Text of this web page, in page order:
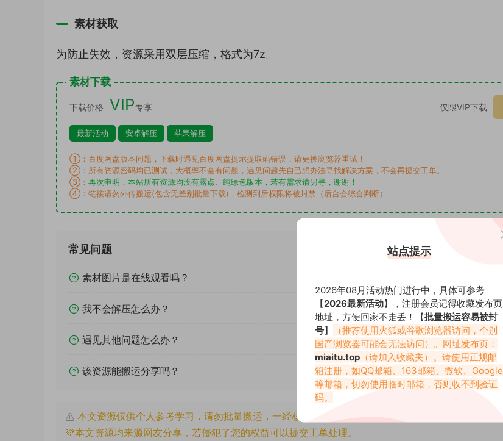
素材获取
为防止失效，资源采用双层压缩，格式为7z。
素材下载
下载价格 VIP专享 仅限VIP下载
最新活动 安卓解压 苹果解压
①：百度网盘版本问题，下载时遇见百度网盘提示提取码错误，请更换浏览器重试！
②：所有资源密码均已测试，大概率不会有问题，遇见问题先自己想办法寻找解决方案，不会再提交工单。
③： 再次申明，本站所有资源均没有露点、纯绿色版本，若有需求请另寻，谢谢！
④：链接请勿外传搬运(包含无差别批量下载)，检测到后权限将被封禁（后台会综合判断）
常见问题
素材图片是在线观看吗？
我不会解压怎么办？
遇见其他问题怎么办？
该资源能搬运分享吗？
本文资源仅供个人参考学习，请勿批量搬运，一经核实将封禁账号权限！
💚本文资源均来源网友分享，若侵犯了您的权益可以提交工单处理。
站点提示
2026年08月活动热门进行中，具体可参考
【2026最新活动】，注册会员记得收藏发布页
地址，方便回家不走丢！【批量搬运容易被封
号】
（推荐使用火狐或谷歌浏览器访问，个别
国产浏览器可能会无法访问）。网址发布页：
miaitu.top （请加入收藏夹）。请使用正规邮
箱注册，如QQ邮箱、163邮箱、微软、Google
等邮箱，切勿使用临时邮箱，否则收不到验证
码。